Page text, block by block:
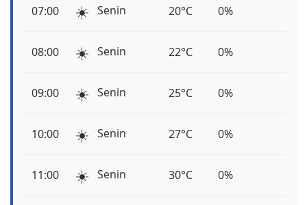
07:00 ☀️ Senin 20°C 0%
08:00 ☀️ Senin 22°C 0%
09:00 ☀️ Senin 25°C 0%
10:00 ☀️ Senin 27°C 0%
11:00 ☀️ Senin 30°C 0%